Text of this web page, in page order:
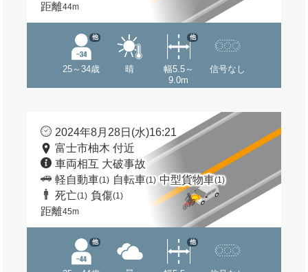
距離44m
25～34歳
他
晴
幅5.5～
9.0m
他
信号なし
2024年8月28日(水)16:21
富士市柚木 付近
車両相互 大破事故
軽自動車(1) 自転車(1) 中型貨物車(1)
死亡(1) 負傷(1)
距離45m
他 他